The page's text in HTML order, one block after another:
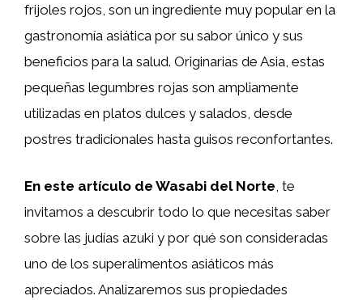
frijoles rojos, son un ingrediente muy popular en la
gastronomía asiática por su sabor único y sus
beneficios para la salud. Originarias de Asia, estas
pequeñas legumbres rojas son ampliamente
utilizadas en platos dulces y salados, desde
postres tradicionales hasta guisos reconfortantes.
En este artículo de Wasabi del Norte , te
invitamos a descubrir todo lo que necesitas saber
sobre las judías azuki y por qué son consideradas
uno de los superalimentos asiáticos más
apreciados. Analizaremos sus propiedades